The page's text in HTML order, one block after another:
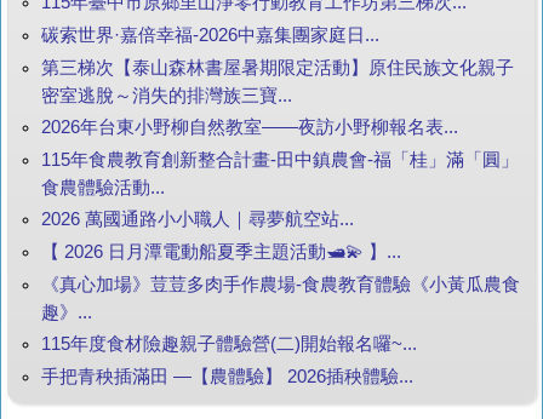
碳索世界·嘉倍幸福-2026中嘉集團家庭日...
第三梯次【泰山森林書屋暑期限定活動】原住民族文化親子
密室逃脫～消失的排灣族三寶...
2026年台東小野柳自然教室——夜訪小野柳報名表...
115年食農教育創新整合計畫-田中鎮農會-福「桂」滿「圓」
食農體驗活動...
2026 萬國通路小小職人｜尋夢航空站...
【 2026 日月潭電動船夏季主題活動🛥️💫 】...
《真心加場》荳荳多肉手作農場-食農教育體驗《小黃瓜農食
趣》...
115年度食材險趣親子體驗營(二)開始報名囉~...
手把青秧插滿田 —【農體驗】 2026插秧體驗...